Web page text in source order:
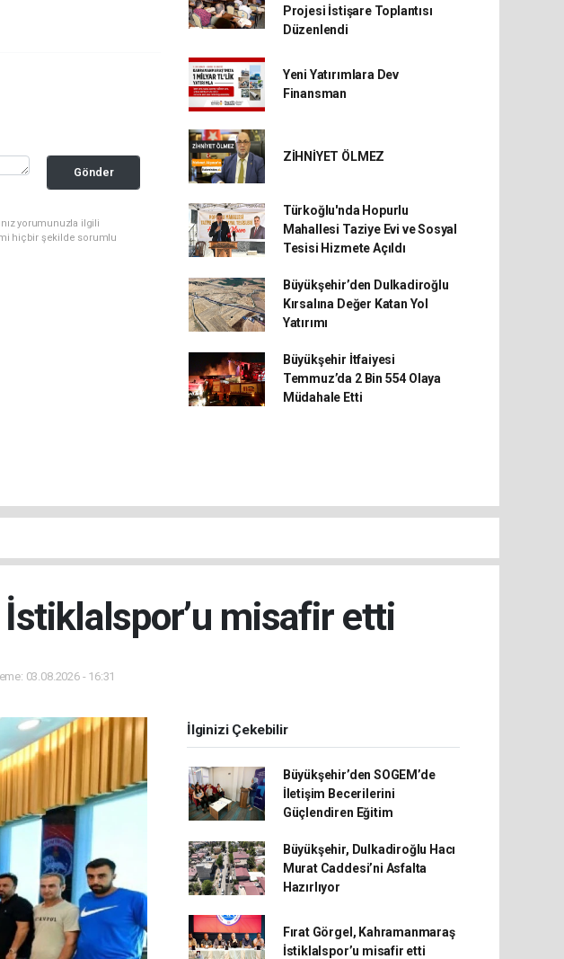
Gönder
yorumunuzla ilgili
hiçbir şekilde sorumlu
Projesi İstişare Toplantısı
Düzenlendi
Yeni Yatırımlara Dev
Finansman
ZİHNİYET ÖLMEZ
Türkoğlu'nda Hopurlu
Mahallesi Taziye Evi ve Sosyal
Tesisi Hizmete Açıldı
Büyükşehir’den Dulkadiroğlu
Kırsalına Değer Katan Yol
Yatırımı
Büyükşehir İtfaiyesi
Temmuz’da 2 Bin 554 Olaya
Müdahale Etti
misafir etti
03.08.2026 - 16:31
İlginizi Çekebilir
Büyükşehir’den SOGEM’de
İletişim Becerilerini
Güçlendiren Eğitim
Büyükşehir, Dulkadiroğlu Hacı
Murat Caddesi’ni Asfalta
Hazırlıyor
Fırat Görgel, Kahramanmaraş
İstiklalspor’u misafir etti